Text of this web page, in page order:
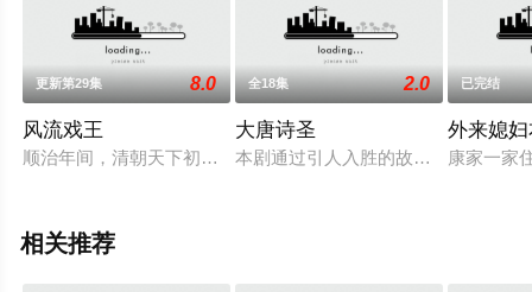
更新第29集 8.0
风流戏王
顺治年间，清朝天下初定，民心不稳，改朝换代的阵痛仍在延续
全18集 2.0
大唐诗圣
本剧通过引人入胜的故事，激烈复杂
已完结
外来媳
康家一家
相关推荐